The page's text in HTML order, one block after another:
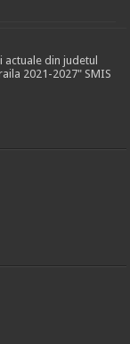
din judetul
2021-2027" SMIS